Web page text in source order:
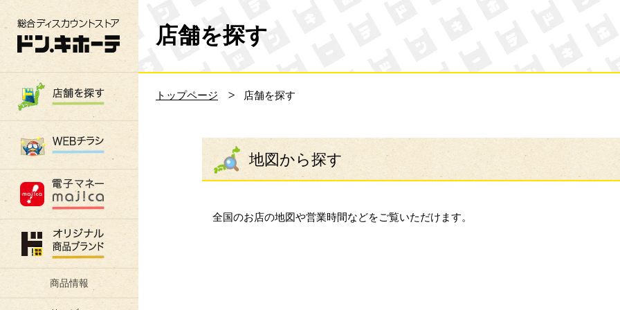
総合ディスカウントストア 驚安の殿堂 ドン・キホーテ
商品情報
店舗を探す
トップページ 店舗を探す
地図から探す
全国のお店の地図や営業時間などをご覧いただけます。